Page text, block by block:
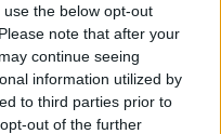
the below opt-out
note that after your
continue seeing
information utilized by
to third parties prior to
out of the further